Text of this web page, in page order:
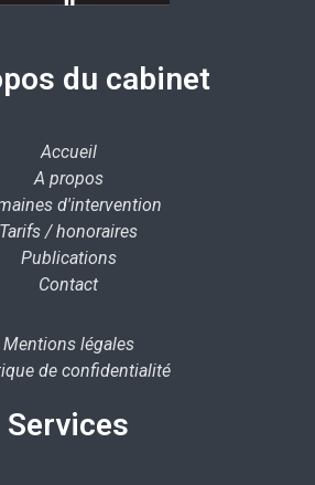
du cabinet
Accueil
A propos
d'intervention
Tarifs / honoraires
Publications
Contact
Mentions légales
de confidentialité
Services